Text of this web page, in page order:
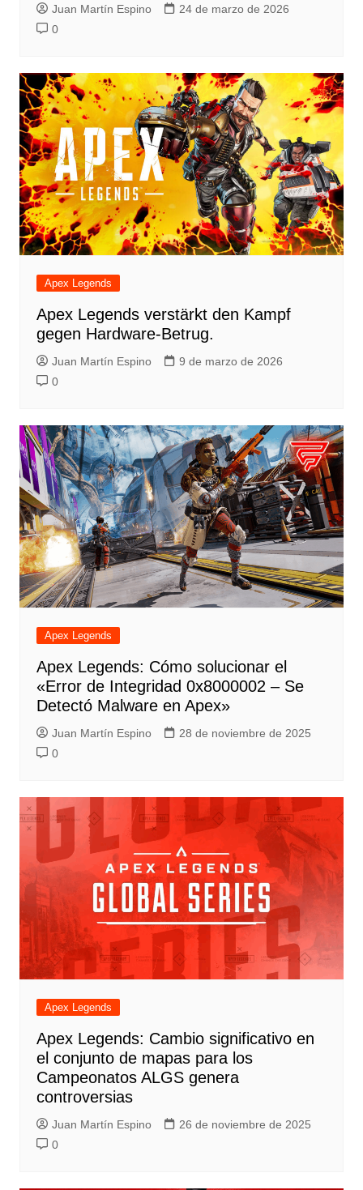
Juan Martín Espino
24 de marzo de 2026
0
Apex Legends
Apex Legends verstärkt den Kampf
gegen Hardware-Betrug.
Juan Martín Espino
9 de marzo de 2026
0
Apex Legends
Apex Legends: Cómo solucionar el
«Error de Integridad 0x8000002 – Se
Detectó Malware en Apex»
Juan Martín Espino
28 de noviembre de 2025
0
Apex Legends
Apex Legends: Cambio significativo en
el conjunto de mapas para los
Campeonatos ALGS genera
controversias
Juan Martín Espino
26 de noviembre de 2025
0